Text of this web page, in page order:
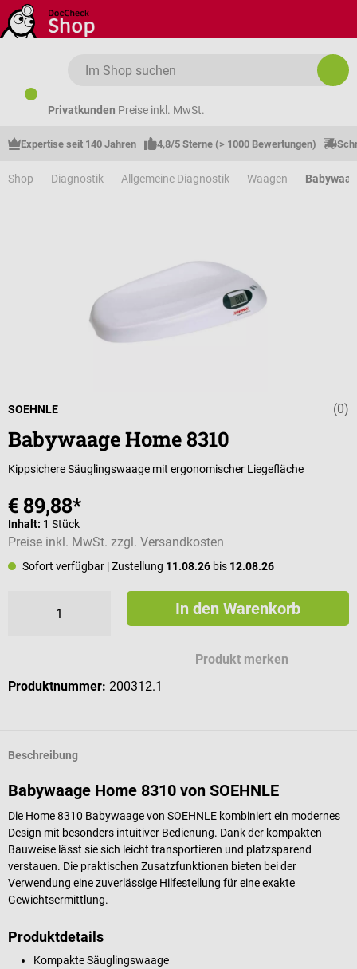
Zum Hauptinhalt springen
Privatkunden Preise inkl. MwSt.
Expertise seit 140 Jahren 4,8/5 Sterne (> 1000 Bewertungen)
Shop Diagnostik Allgemeine Diagnostik Waagen
(0)
SOEHNLE
Babywaage Home 8310
Kippsichere Säuglingswaage mit ergonomischer Liegefläche
€ 89,88*
Inhalt: 1 Stück
Preise inkl. MwSt. zzgl. Versandkosten
Sofort verfügbar | Zustellung 11.08.26 bis 12.08.26
In den Warenkorb
Produkt merken
Produktnummer: 200312.1
Beschreibung
Babywaage Home 8310 von SOEHNLE
Die Home 8310 Babywaage von SOEHNLE kombiniert ein modernes
Design mit besonders intuitiver Bedienung. Dank der kompakten
Bauweise lässt sie sich leicht transportieren und platzsparend
verstauen. Die praktischen Zusatzfunktionen bieten bei der
Verwendung eine zuverlässige Hilfestellung für eine exakte
Gewichtsermittlung.
Produktdetails
Kompakte Säuglingswaage